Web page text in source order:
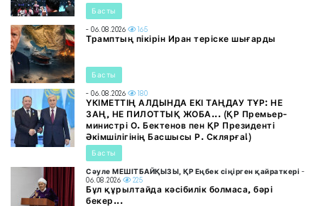
Басты
- 06.08.2026 165
Трамптың пікірін Иран теріске шығарды
Басты
- 06.08.2026 180
ҮКІМЕТТІҢ АЛДЫНДА ЕКІ ТАҢДАУ ТҰР: НЕ
ЗАҢ, НЕ ПИЛОТТЫҚ ЖОБА... (ҚР Премьер-
министрі О. Бектенов пен ҚР Президенті
Әкімшілігінің Басшысы Р. Склярға!)
Басты
Сәуле МЕШІТБАЙҚЫЗЫ, ҚР Еңбек сіңірген қайраткері -
06.08.2026
225
Бұл құрылтайда кәсібилік болмаса, бәрі
бекер...